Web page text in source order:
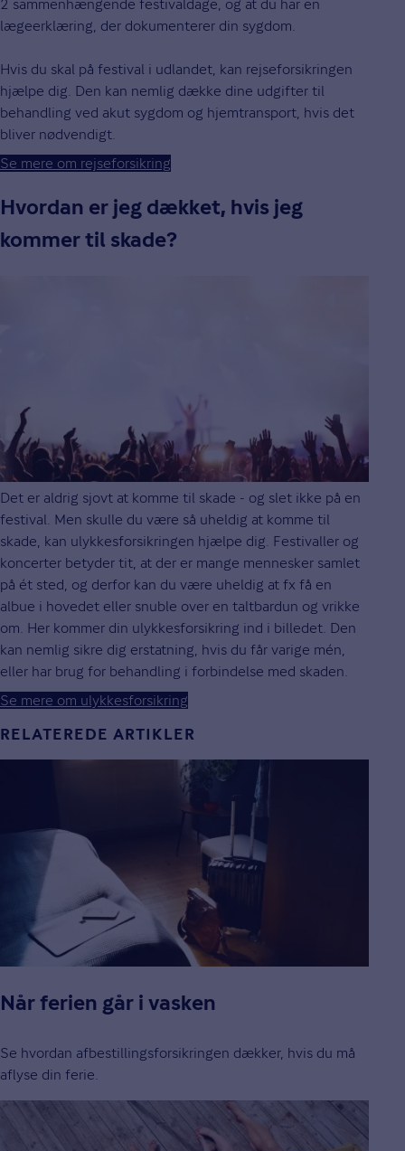
2 sammenhængende festivaldage, og at du har en
lægeerklæring, der dokumenterer din sygdom.
Hvis du skal på festival i udlandet, kan rejseforsikringen
hjælpe dig. Den kan nemlig dække dine udgifter til
behandling ved akut sygdom og hjemtransport, hvis det
bliver nødvendigt.
Se mere om rejseforsikring
Hvordan er jeg dækket, hvis jeg
kommer til skade?
Det er aldrig sjovt at komme til skade - og slet ikke på en
festival. Men skulle du være så uheldig at komme til
skade, kan ulykkesforsikringen hjælpe dig. Festivaller og
koncerter betyder tit, at der er mange mennesker samlet
på ét sted, og derfor kan du være uheldig at fx få en
albue i hovedet eller snuble over en taltbardun og vrikke
om. Her kommer din ulykkesforsikring ind i billedet. Den
kan nemlig sikre dig erstatning, hvis du får varige mén,
eller har brug for behandling i forbindelse med skaden.
Se mere om ulykkesforsikring
RELATEREDE ARTIKLER
Når ferien går i vasken
Se hvordan afbestillingsforsikringen dækker, hvis du må
aflyse din ferie.